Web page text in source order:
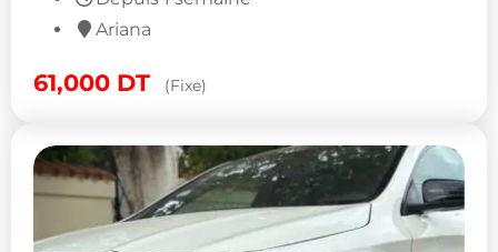
Ariana
61,000 DT (Fixe)